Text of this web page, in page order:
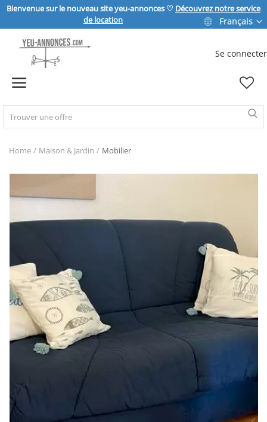
Bienvenue sur le nouveau site yeu-annonces ♡ Découvrez notre service
de location
Français
Se connecter
Home
IMMOBILIER
SPORT & LOISIRS
VÉHICULE
SERVICE
ÉVÉNEMENT
BILLET & COVOIT'
Home Maison & Jardin Mobilier